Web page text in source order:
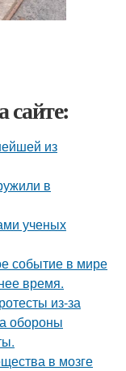
сайте:
из
в
ученых
событие в мире
время.
из-за
обороны
в мозге